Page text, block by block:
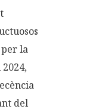
per la
del